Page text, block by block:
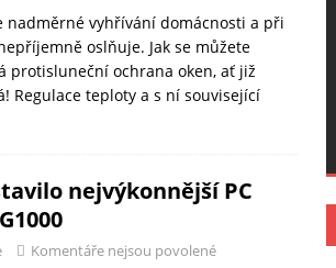
nadměrné vyhřívání domácnosti a při
oslňuje. Jak se můžete
protisluneční ochrana oken, ať již
Regulace teploty a s ní související
nejvýkonnější PC
Komentáře nejsou povolené